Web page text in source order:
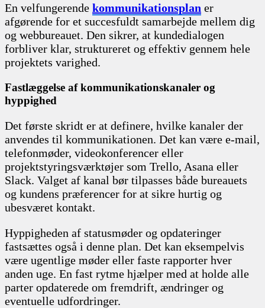
En velfungerende kommunikationsplan er
afgørende for et succesfuldt samarbejde mellem dig
og webbureauet. Den sikrer, at kundedialogen
forbliver klar, struktureret og effektiv gennem hele
projektets varighed.
Fastlæggelse af kommunikationskanaler og
hyppighed
Det første skridt er at definere, hvilke kanaler der
anvendes til kommunikationen. Det kan være e-mail,
telefonmøder, videokonferencer eller
projektstyringsværktøjer som Trello, Asana eller
Slack. Valget af kanal bør tilpasses både bureauets
og kundens præferencer for at sikre hurtig og
ubesværet kontakt.
Hyppigheden af statusmøder og opdateringer
fastsættes også i denne plan. Det kan eksempelvis
være ugentlige møder eller faste rapporter hver
anden uge. En fast rytme hjælper med at holde alle
parter opdaterede om fremdrift, ændringer og
eventuelle udfordringer.